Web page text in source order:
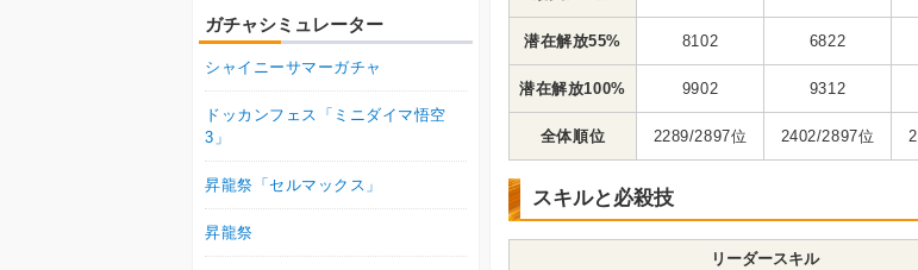
潜在解放55% 8102 6822
潜在解放100% 9902 9312
全体順位 2289/2897位 2402/2897位
スキルと必殺技
リーダースキル
ガチャシミュレーター
シャイニーサマーガチャ
ドッカンフェス「ミニダイマ悟空
3」
昇龍祭「セルマックス」
昇龍祭